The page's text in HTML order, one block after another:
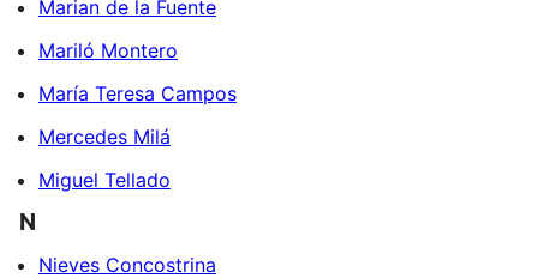
Marian de la Fuente
Mariló Montero
María Teresa Campos
Mercedes Milá
Miguel Tellado
N
Nieves Concostrina